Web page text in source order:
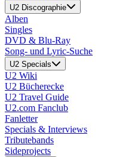
U2 Discographie
Alben
Singles
DVD & Blu-Ray
Song- und Lyric-Suche
U2 Specials
U2 Wiki
U2 Bücherecke
U2 Travel Guide
U2.com Fanclub
Fanletter
Specials & Interviews
Tributebands
Sideprojects